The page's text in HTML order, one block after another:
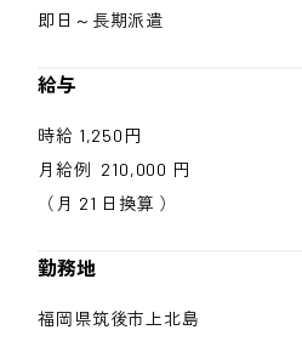
即日～長期派遣
給与
時給 1,250円
月給例 210,000 円
（月 21 日換算 ）
勤務地
福岡県筑後市上北島